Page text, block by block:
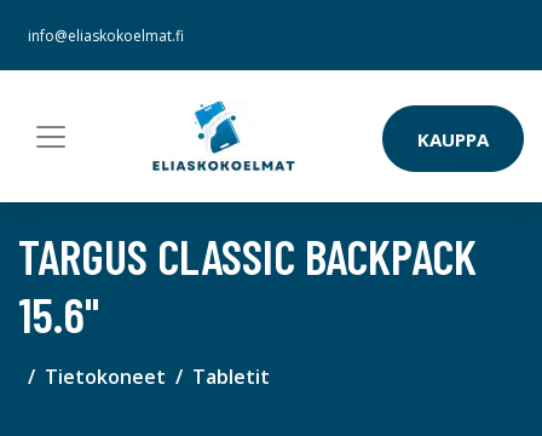
info@eliaskokoelmat.fi
KAUPPA
TARGUS CLASSIC BACKPACK
15.6"
Tietokoneet Tabletit